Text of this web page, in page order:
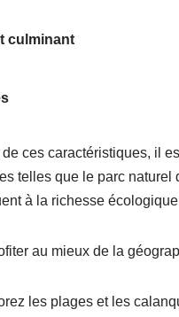
culminant
de ces caractéristiques, il
telles que le parc naturel
à la richesse
au mieux de la
les plages et les